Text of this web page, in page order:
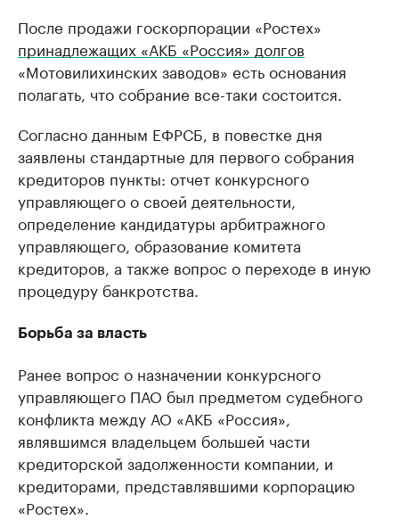
После продажи госкорпорации «Ростех»
принадлежащих «АКБ «Россия» долгов
«Мотовилихинских заводов» есть основания
полагать, что собрание все-таки состоится.
Согласно данным ЕФРСБ, в повестке дня
заявлены стандартные для первого собрания
кредиторов пункты: отчет конкурсного
управляющего о своей деятельности,
определение кандидатуры арбитражного
управляющего, образование комитета
кредиторов, а также вопрос о переходе в иную
процедуру банкротства.
Борьба за власть
Ранее вопрос о назначении конкурсного
управляющего ПАО был предметом судебного
конфликта между АО «АКБ «Россия»,
являвшимся владельцем большей части
кредиторской задолженности компании, и
кредиторами, представлявшими корпорацию
«Ростех».